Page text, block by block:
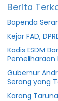
Berita
Bapenda
Kejar PAD,
Kadis ESDM
Pemeliharaan
Gubernur
Serang yang
Karang